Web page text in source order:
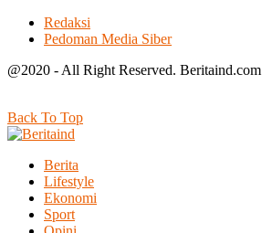
Redaksi
Pedoman Media Siber
@2020 - All Right Reserved. Beritaind.com
Back To Top
Berita
Lifestyle
Ekonomi
Sport